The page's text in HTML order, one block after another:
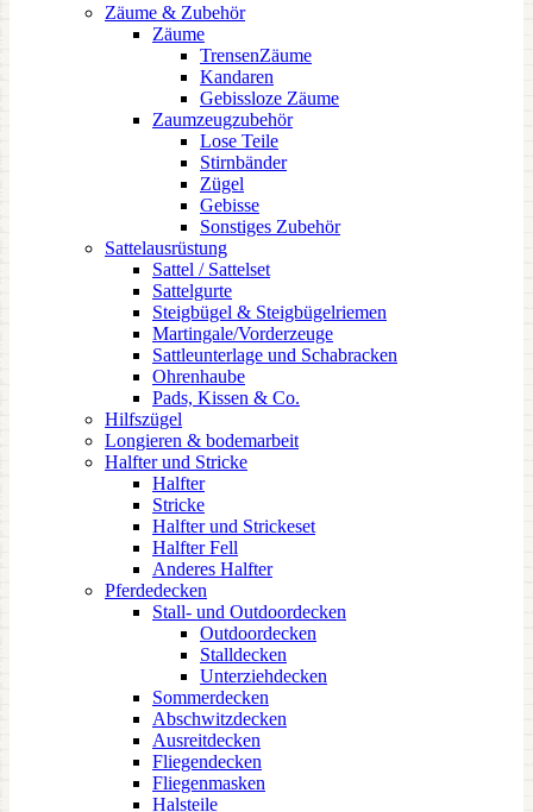
Zäume & Zubehör
Zäume
TrensenZäume
Kandaren
Gebissloze Zäume
Zaumzeugzubehör
Lose Teile
Stirnbänder
Zügel
Gebisse
Sonstiges Zubehör
Sattelausrüstung
Sattel / Sattelset
Sattelgurte
Steigbügel & Steigbügelriemen
Martingale/Vorderzeuge
Sattleunterlage und Schabracken
Ohrenhaube
Pads, Kissen & Co.
Hilfszügel
Longieren & bodemarbeit
Halfter und Stricke
Halfter
Stricke
Halfter und Strickeset
Halfter Fell
Anderes Halfter
Pferdedecken
Stall- und Outdoordecken
Outdoordecken
Stalldecken
Unterziehdecken
Sommerdecken
Abschwitzdecken
Ausreitdecken
Fliegendecken
Fliegenmasken
Halsteile